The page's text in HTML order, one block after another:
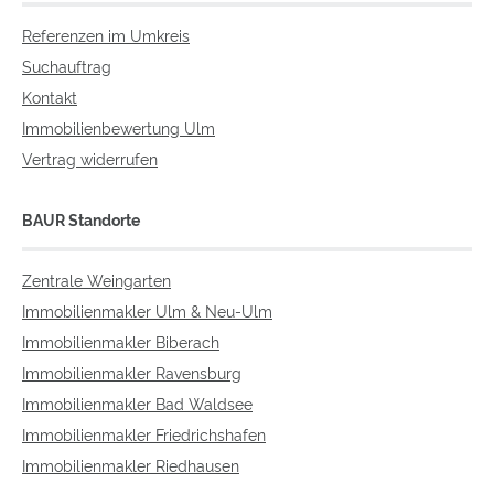
Referenzen im Umkreis
Suchauftrag
Kontakt
Immobilienbewertung Ulm
Vertrag widerrufen
BAUR Standorte
Zentrale Weingarten
Immobilienmakler Ulm & Neu-Ulm
Immobilienmakler Biberach
Immobilienmakler Ravensburg
Immobilienmakler Bad Waldsee
Immobilienmakler Friedrichshafen
Immobilienmakler Riedhausen